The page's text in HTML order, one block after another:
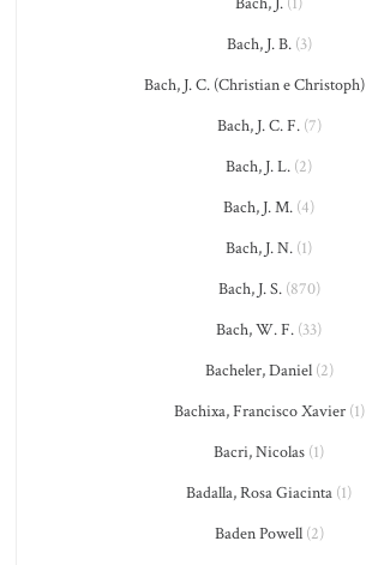
Bach, J. B.(3)
Bach, J. C. (Christian e Christoph)
Bach, J. C. F.(7)
Bach, J. L. (2)
Bach, J. M. (4)
Bach, J. N. (1)
Bach, J. S.(870)
Bach, W. F. (33)
Bacheler, Daniel(2)
Bachixa, Francisco Xavier(1)
Bacri, Nicolas (1)
Badalla, Rosa Giacinta (1)
Baden Powell(2)